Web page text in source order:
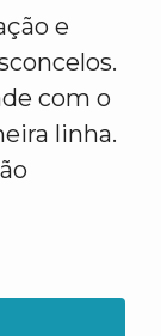
e
com o
linha.